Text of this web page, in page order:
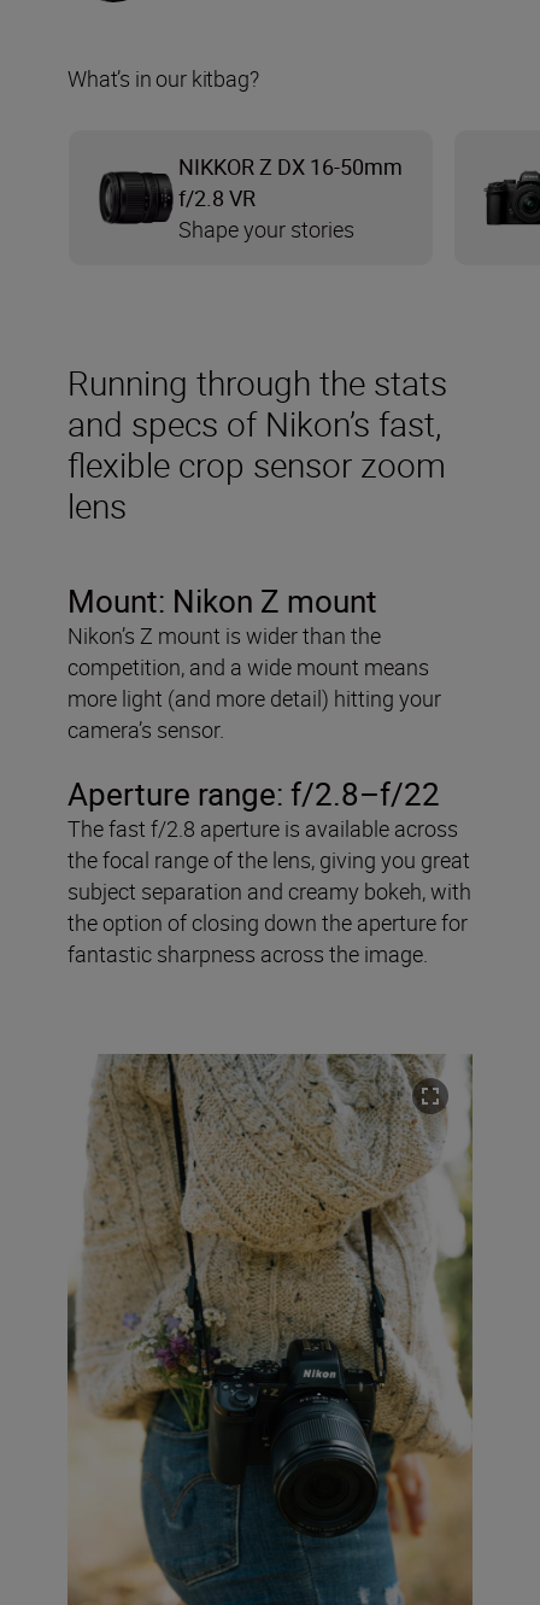
Running through the stats
and specs of Nikon’s fast,
flexible crop sensor zoom
lens
Mount: Nikon Z mount
Nikon’s Z mount is wider than the
competition, and a wide mount means
more light (and more detail) hitting your
camera’s sensor.
Aperture range: f/2.8–f/22
The fast f/2.8 aperture is available across
the focal range of the lens, giving you great
subject separation and creamy bokeh, with
the option of closing down the aperture for
fantastic sharpness across the image.
What’s in our kitbag?
NIKKOR Z DX 16-50mm
f/2.8 VR
Shape your stories